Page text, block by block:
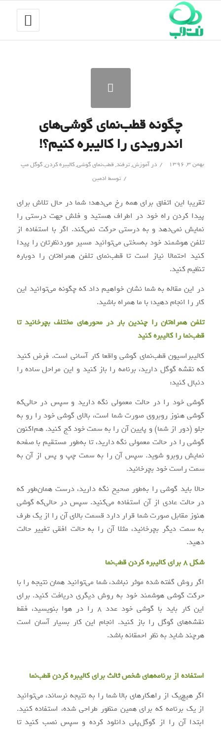
چگونه قطب‌نمای گوشی‌های
اندرویدی را کالیبره کنیم؟!
بهمن ۳, ۱۳۹۶ / درآموزش,ترفند, قطب‌نمای گوشی‌,کالیبره کردن,گوگل مپ
/ توسط ادمین
تقریبا این اتفاق برای همه رخ می‌دهد؛ شما در حال تلاش برای
پیدا کردن راه خود در اطراف هستید و فلش جهت درستی را
نمایش نمی‌دهد و به درستی حرکت نمی‌کند. اگر با استفاده از
تلفن هوشمند خود به‌سختی می‌توانید مسیر موردنظرتان را پیدا
کنید احتمالا نیاز است تا قطب‌نمای تلفن همراه‌تان را دوباره
تنظیم کنید.
در این مقاله به شما نشان خواهیم داد که چگونه می‌توانید این
کار را انجام دهید؛ با ما همراه باشید.
تلفن همراه‌تان را چندین بار در محورهای مختلف بچرخانید تا
قطب‌نما را کالیبره کنید
کالیبراسیون قطب‌نمای گوشی واقعا کار آسانی است. فرض کنید
که نقشه گوگل دارید، برنامه را باز کنید و این مراحل ساده را
دنبال کنید:
گوشی خود را در حالت معمولی نگه دارید و سپس در حالی‌که
گوشی هنوز روبروی صورت شما است، بالای گوشی خود را رو به
جلو (دور از شما) و پایین آن را به سمت خود کج کنید. هم‌اکنون
گوشی را در حالت معمولی نگه دارید، تا به‌طور مستقیم با صفحه
نمایش روبرو شوید. سپس آن را به سمت چپ و پس از آن به
سمت راست خود بچرخانید.
حالا باید گوشی را به‌طور صحیح نگه دارید، درست همان‌طور که
در حالت عادی از آن استفاده می‌کنید. سپس در حالی‌که گوشی
هنوز مقابل صورت شما قرار دارد قسمت بالای آن را از یک طرف
به سمت دیگر بچرخانید، مثلا آن را به حالت افقی تغییر حالت
دهید.
شکل ۸ برای کالیبره کردن قطب‌نما
اگر روش گفته شده موثر نباشد، شما می‌توانید همان نتیجه را با
حرکت گوشی هوشمند خود به روش دیگری دریافت کنید. برای
این کار باید با گوشی خود عدد ۸ را در هوا بنویسید، فقط
نقشه‌های گوگل را باز کنید. انجام این کار بسیار آسان است
هرچند شاید به نظر احمقانه باشد.
استفاده از برنامه‌های شخص ثالث برای کالیبره کردن قطب‌نما
اگر هیچ‌یک از راهکارهای بالا شما را به نتیجه نرساند، می‌توانید
از یک برنامه که برای همین منظور طراحی شده، استفاده کنید.
ابتدا آن را از گوگل‌پلی دانلود کرده و سپس نصب کنید تا